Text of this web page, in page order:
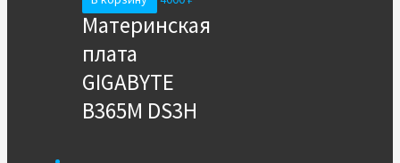
Материнская
плата
GIGABYTE
B365M DS3H